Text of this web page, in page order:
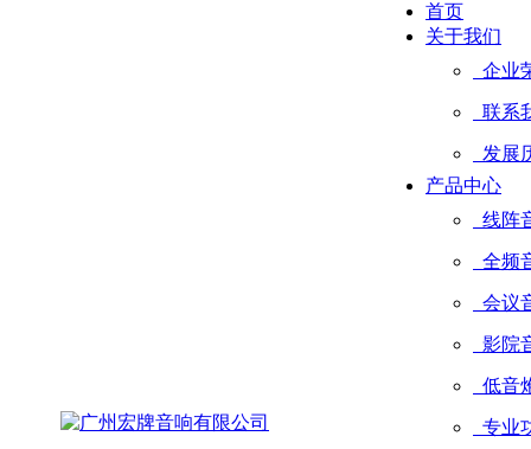
首页
关于我们
企业
联系
发展
产品中心
线阵
全频
会议
影院
低音
专业